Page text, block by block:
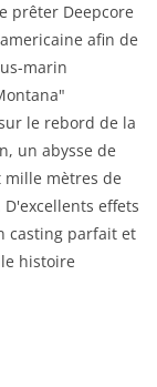
prêter Deepcore
afin de
marin
le rebord de la
un abysse de
mètres de
effets
casting parfait et
histoire